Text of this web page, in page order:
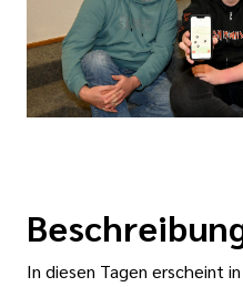
In diesen Tagen erscheint